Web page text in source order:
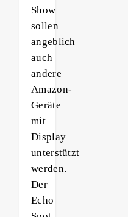
Show
sollen
angeblich
auch
andere
Amazon-
Geräte
mit
Display
unterstützt
werden.
Der
Echo